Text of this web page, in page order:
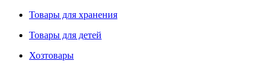
Товары для хранения
Товары для детей
Хозтовары